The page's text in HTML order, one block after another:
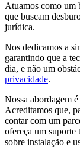
Atuamos como um
que buscam
jurídica.
Nos dedicamos a
garantindo que a
dia, e não um
privacidade.
Nossa abordagem
Acreditamos que,
contar com um
ofereça um suporte
sobre instalação e